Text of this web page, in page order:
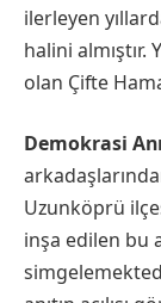
ilerleyen
halini
olan Çifte
Demokrasi
Uzunköprü
inşa edilen bu